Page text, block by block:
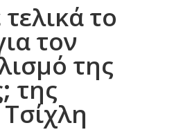
το
τον
της
της